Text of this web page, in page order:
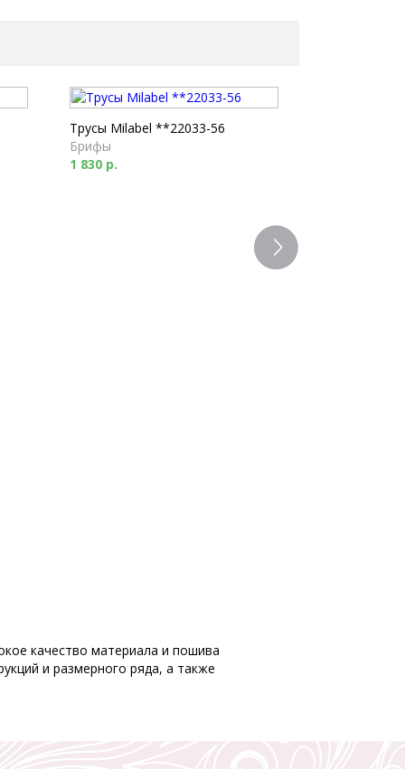
Трусы Milabel **22033-56
Брифы
1 830 р.
качество материала и пошива
и размерного ряда, а также